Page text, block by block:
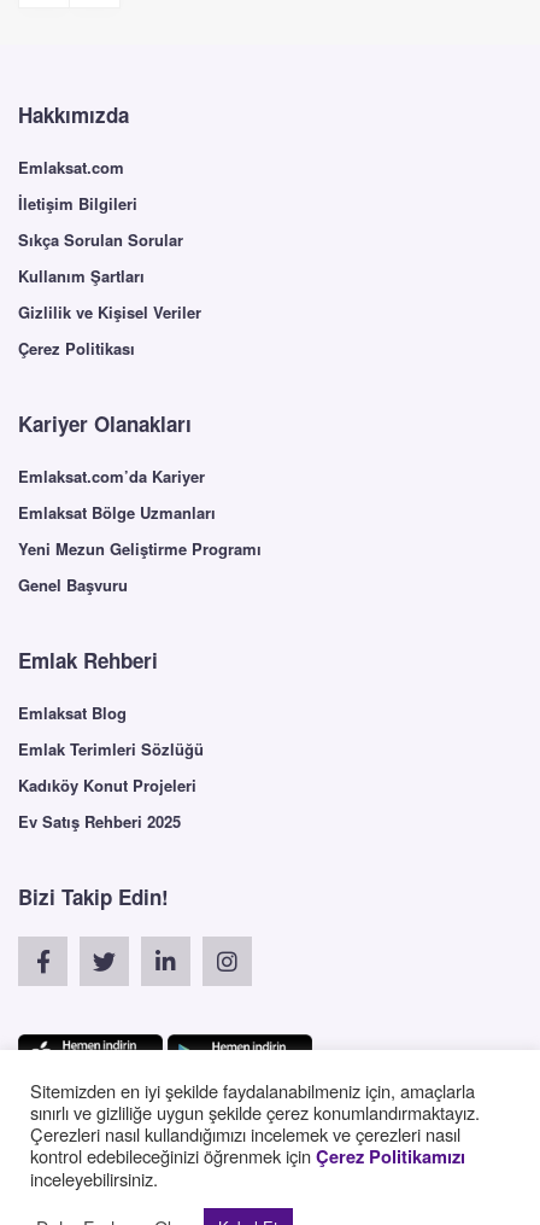
Hakkımızda
Emlaksat.com
İletişim Bilgileri
Sıkça Sorulan Sorular
Kullanım Şartları
Gizlilik ve Kişisel Veriler
Çerez Politikası
Kariyer Olanakları
Emlaksat.com’da Kariyer
Emlaksat Bölge Uzmanları
Yeni Mezun Geliştirme Programı
Genel Başvuru
Emlak Rehberi
Emlaksat Blog
Emlak Terimleri Sözlüğü
Kadıköy Konut Projeleri
Ev Satış Rehberi 2025
Bizi Takip Edin!
English
Sitemizden en iyi şekilde faydalanabilmeniz için, amaçlarla
sınırlı ve gizliliğe uygun şekilde çerez konumlandırmaktayız.
Çerezleri nasıl kullandığımızı incelemek ve çerezleri nasıl
kontrol edebileceğinizi öğrenmek içinÇerez Politikamızı
inceleyebilirsiniz.